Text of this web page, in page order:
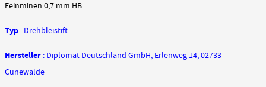
Feinminen 0,7 mm HB
Typ : Drehbleistift
Hersteller : Diplomat Deutschland GmbH, Erlenweg 14, 02733
Cunewalde